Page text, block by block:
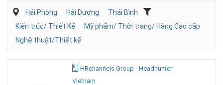
Hải Phòng Hải Dương
Thái Bình
Kiến trúc/ Thiết Kế
Mỹ phẩm/ Thời trang/ Hàng Cao cấp
Nghệ thuật/Thiết kế
HRchannels Group - Headhunter
Vietnam